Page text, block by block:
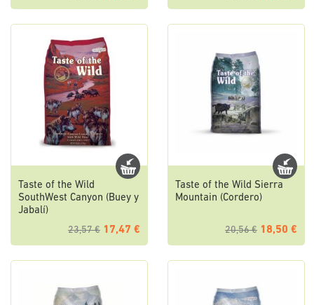
Taste of the Wild
SouthWest Canyon (Buey y
Jabalí)
23,57 € 17,47 €
Taste of the Wild Sierra
Mountain (Cordero)
20,56 € 18,50 €